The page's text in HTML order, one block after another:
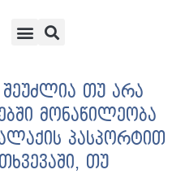
შეუძლია თუ არა
მონაწილეობა
პასპორტით
თუ